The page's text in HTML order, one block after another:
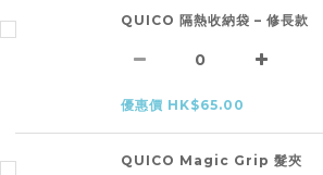
QUICO 隔熱收納袋 – 修長款
優惠價 HK$65.00
QUICO Magic Grip 髮夾